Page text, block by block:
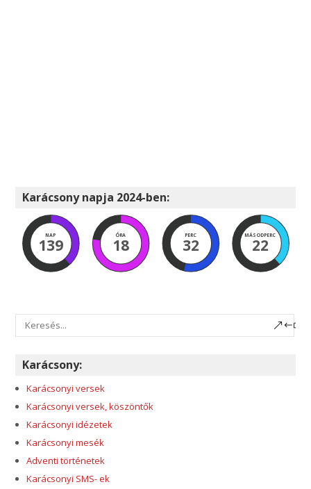
Karácsony napja 2024-ben:
NAP
139
ÓRA
18
PERC
32
MÁSODPERC
22
Karácsony:
Karácsonyi versek
Karácsonyi versek, köszöntők
Karácsonyi idézetek
Karácsonyi mesék
Adventi történetek
Karácsonyi SMS- ek